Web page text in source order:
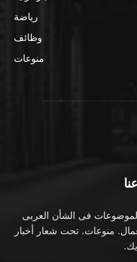
رياضة
وظائف
منوعات
فى الشأن العربى
منوعات. تحت شعار أخبار